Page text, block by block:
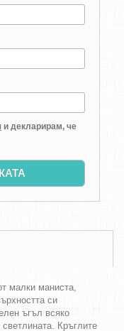
и декларирам, че
малки маниста,
си
ъгъл всяко
Кръглите